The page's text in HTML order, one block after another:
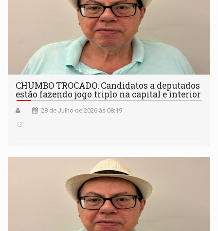
CHUMBO TROCADO: Candidatos a deputados
estão fazendo jogo triplo na capital e interior
28 de Julho de 2026 às 08:19